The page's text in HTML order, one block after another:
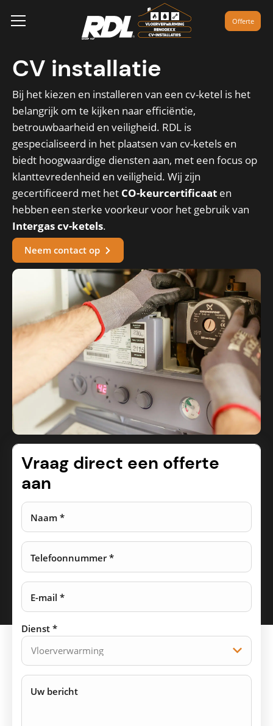
Offerte
CV installatie
Bij het kiezen en installeren van een cv-ketel is het
belangrijk om te kijken naar efficiëntie,
betrouwbaarheid en veiligheid. RDL is
gespecialiseerd in het plaatsen van cv-ketels en
biedt hoogwaardige diensten aan, met een focus op
klanttevredenheid en veiligheid. Wij zijn
gecertificeerd met het CO-keurcertificaat en
hebben een sterke voorkeur voor het gebruik van
Intergas cv-ketels.
Neem contact op
Vraag direct een offerte
aan
Naam *
Telefoonnummer *
E-mail *
Dienst *
Uw bericht